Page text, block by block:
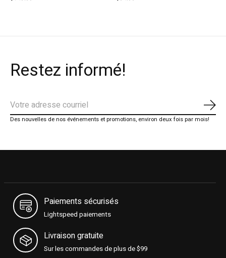
Restez informé!
Des nouvelles de nos événements et promotions, environ deux fois par mois!
Paiements sécurisés
Lightspeed paiements
Livraison gratuite
Sur les commandes de plus de $99